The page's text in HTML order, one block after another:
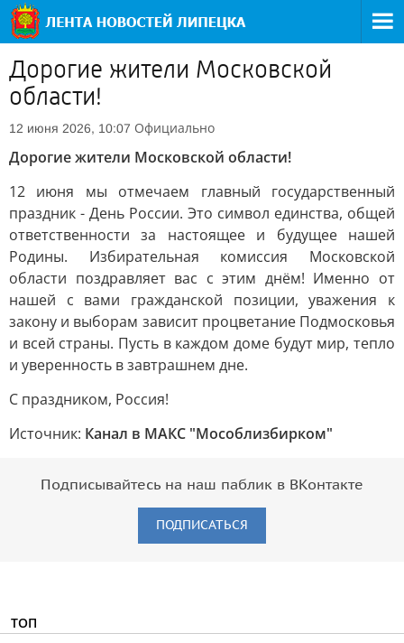
Дорогие жители Московской
области!
12 июня 2026, 10:07 Официально
Дорогие жители Московской области!
12 июня мы отмечаем главный государственный
праздник - День России. Это символ единства, общей
ответственности за настоящее и будущее нашей
Родины. Избирательная комиссия Московской
области поздравляет вас с этим днём! Именно от
нашей с вами гражданской позиции, уважения к
закону и выборам зависит процветание Подмосковья
и всей страны. Пусть в каждом доме будут мир, тепло
и уверенность в завтрашнем дне.
С праздником, Россия!
Источник: Канал в МАКС "Мособлизбирком"
Подписывайтесь на наш паблик в ВКонтакте
ПОДПИСАТЬСЯ
ТОП